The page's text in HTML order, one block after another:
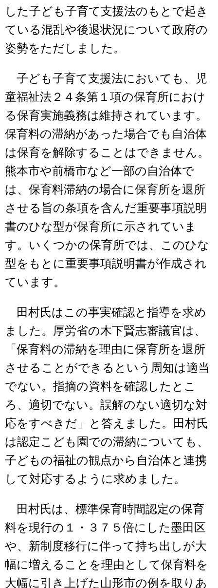
した子ども子育て支援法のもとで起き
ている混乱や後退状況について政府の
姿勢をただしました。
子ども子育て支援法においても、児
童福祉法２４条第１項の保育所におけ
る保育実施義務は維持されています。
保育料の滞納があった場合でも自治体
は保育を解除することはできません。
熊本市や前橋市など一部の自治体で
は、保育料滞納の場合に保育所を退所
させる旨の条項を含んだ重要事項説明
書のひな型が保育所に示されていま
す。いくつかの保育所では、このひな
型をもとに重要事項説明書が作成され
ています。
田村氏はこの事実確認と指導を求め
ました。厚労省の木下賢志審議官は、
「保育料の滞納を理由に保育所を退所
させることができるという周知は適当
でない。指摘の資料を確認したとこ
ろ、適切でない。誤解のない適切な対
応をすべきだ」と答えました。田村氏
は認定こども園での滞納についても、
子どもの福祉の観点から自治体と連携
して対応するように求めました。
田村氏は、標準保育時間認定の保育
料を現行の１・３７５倍にした墨田区
や、新制度移行に伴って持ち出しが大
幅に増えることを理由として保育料を
大幅に引き上げた山形市の例を取りあ